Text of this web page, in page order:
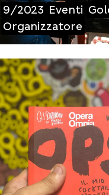
9/2023 Eventi
Organizzatore